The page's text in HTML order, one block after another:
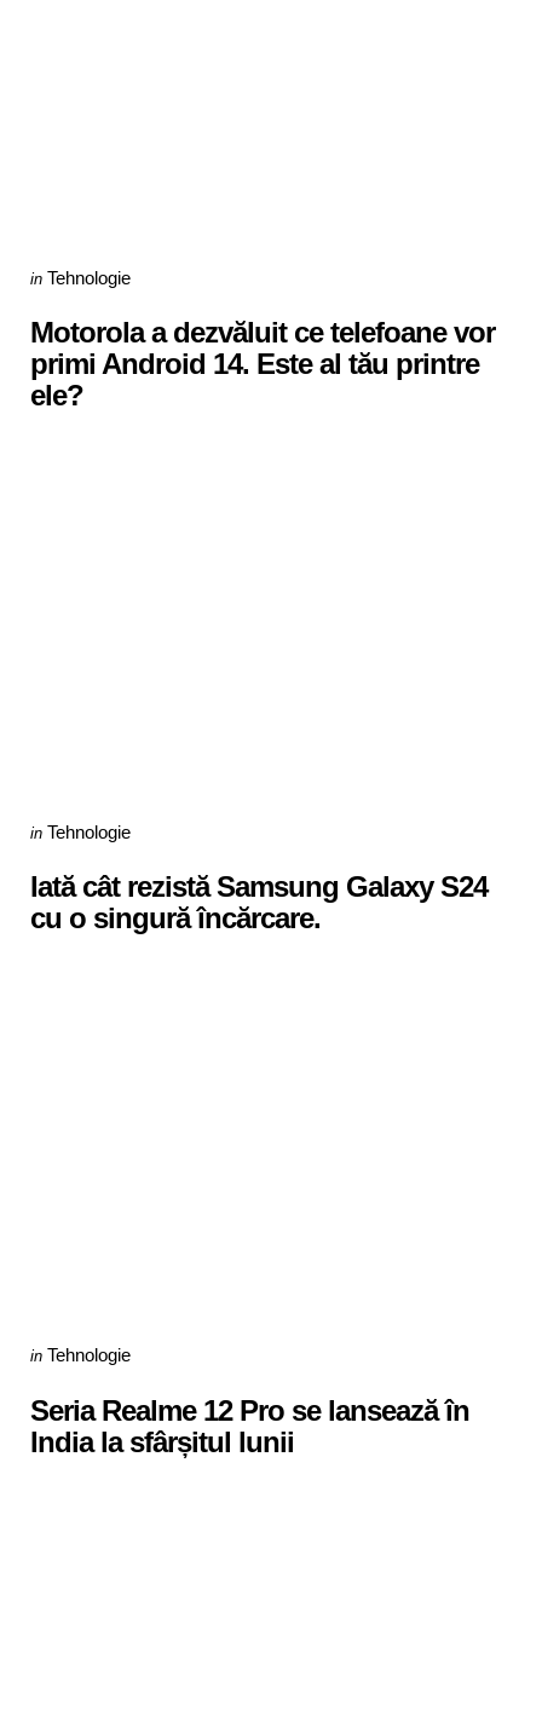
Categories
Posted
in Tehnologie
Motorola a dezvăluit ce telefoane vor
primi Android 14. Este al tău printre
ele?
Categories
Posted
in Tehnologie
Iată cât rezistă Samsung Galaxy S24
cu o singură încărcare.
Categories
Posted
in Tehnologie
Seria Realme 12 Pro se lansează în
India la sfârșitul lunii